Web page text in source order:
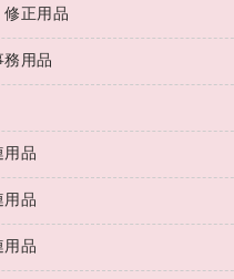
シュペーパー
ボックス
・アメニティ用品
パ・サンダル・シューズ
ツ・レジャー用品
ン用品
ップ／延長コード
電子文具
品
紙
リーフ
理用品
表紙・綴込表紙
伸びるファイル
票用ファイル
存用品
ファイル
ファイル
修正用品
ム
・修正ペン
ープ
務用品
ープ
整理用品
足元収納
ンソフト
用品
品
て手袋
対策用品
用品
連用品
用品